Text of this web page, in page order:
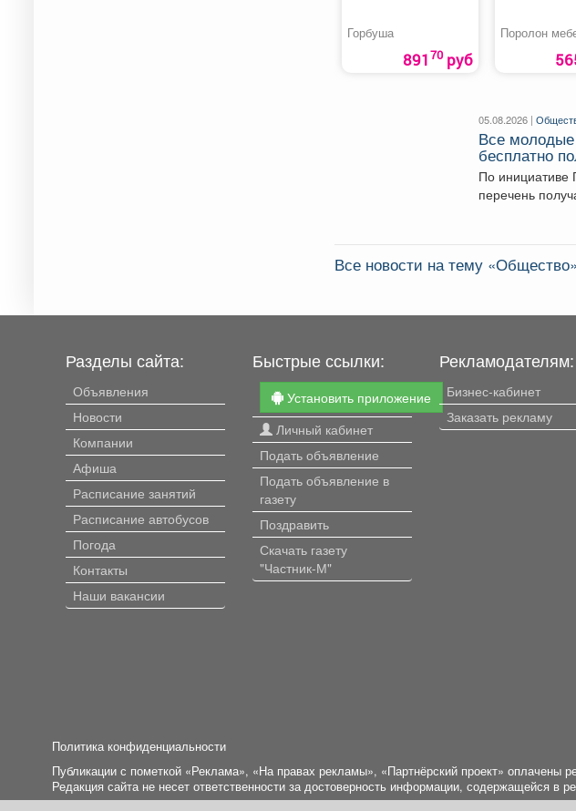
Горбуша
89170руб
Поролон
05.08.2026 |
Все молодые
бесплатно
По инициативе
перечень
Все новости на тему «Общество»
Разделы сайта:
Объявления
Новости
Компании
Афиша
Расписание занятий
Расписание автобусов
Погода
Контакты
Наши вакансии
Быстрые ссылки:
Установить приложение
Личный кабинет
Подать объявление
Подать объявление в
газету
Поздравить
Скачать газету
"Частник-М"
Рекламодателям:
Бизнес-кабинет
Заказать рекламу
Политика конфиденциальности
Публикации с пометкой «Реклама», «На правах рекламы», «Партнёрский проект» оплачены
Редакция сайта не несет ответственности за достоверность информации, содержащейся в